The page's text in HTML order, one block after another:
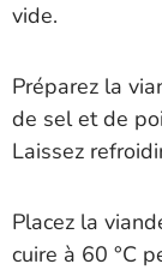
vide.
Préparez la
de sel et de
Laissez
Placez la
cuire à 60 °C